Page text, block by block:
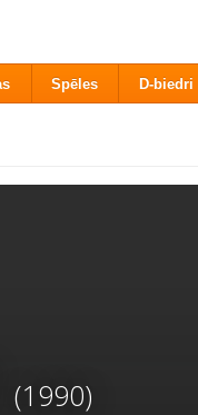
Spēles D-biedri
(1990)